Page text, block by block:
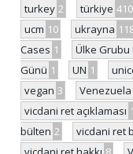
turkey 2 türkiye 410
ucm 10 ukrayna
Cases 1 Ülke Grubu
Günü 1 UN 1
vegan 3 Venezuela
vicdani ret açıklaması 1
bülten 2 vicdani ret